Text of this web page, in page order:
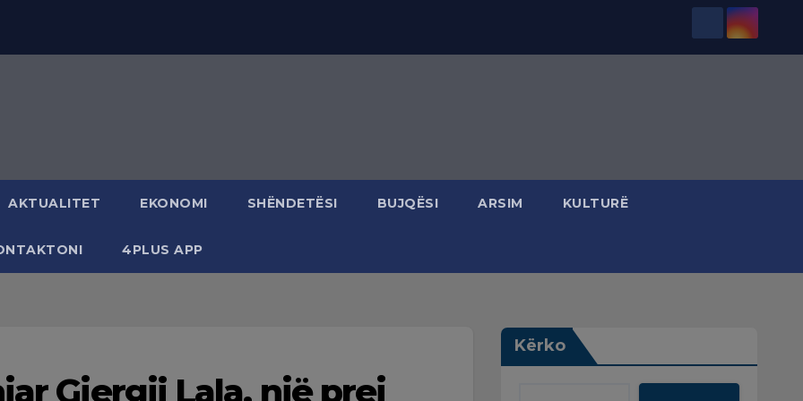
AKTUALITET EKONOMI SHËNDETËSI BUJQËSI ARSIM KULTURË
4PLUS APP
Gjergji Lala, një prej
Kërko